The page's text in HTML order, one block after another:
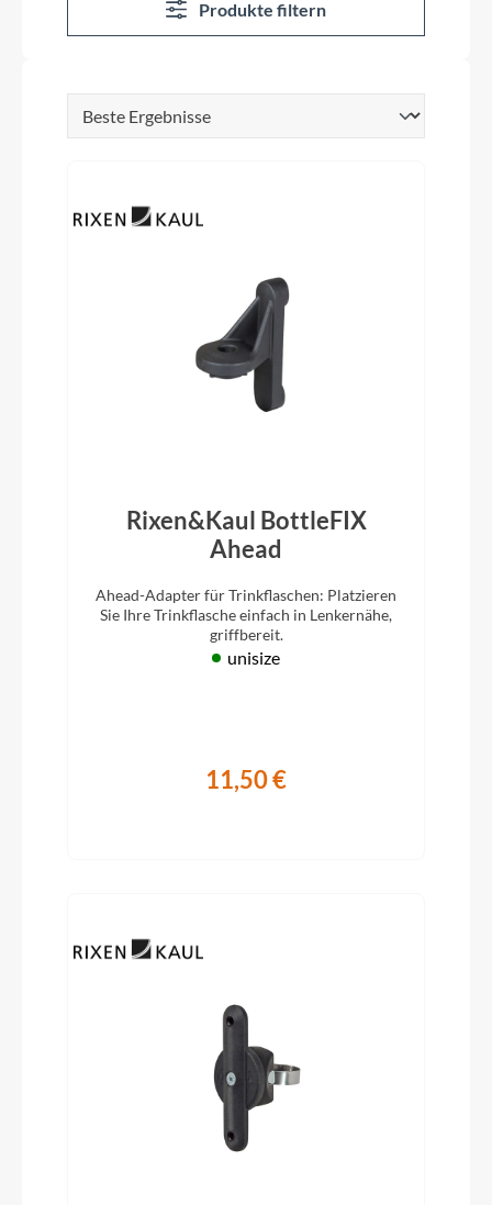
Produkte filtern
Rixen&Kaul BottleFIX
Ahead
Ahead-Adapter für Trinkflaschen: Platzieren
Sie Ihre Trinkflasche einfach in Lenkernähe,
griffbereit.
unisize
11,50 €